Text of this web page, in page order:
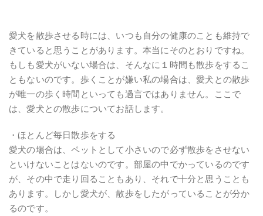
愛犬を散歩させる時には、いつも自分の健康のことも維持で
きていると思うことがあります。本当にそのとおりですね。
もしも愛犬がいない場合は、そんなに１時間も散歩をするこ
ともないのです。歩くことが嫌い私の場合は、愛犬との散歩
が唯一の歩く時間といっても過言ではありません。ここで
は、愛犬との散歩についてお話します。
・ほとんど毎日散歩をする
愛犬の場合は、ペットとして小さいので必ず散歩をさせない
といけないことはないのです。部屋の中でかっているのです
が、その中で走り回ることもあり、それで十分と思うことも
あります。しかし愛犬が、散歩をしたがっていることが分か
るのです。